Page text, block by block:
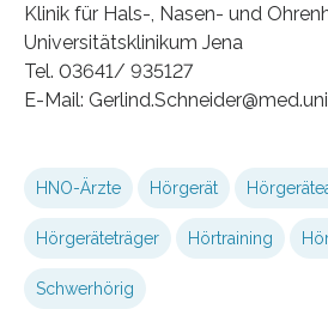
Klinik für Hals-, Nasen- und
Universitätsklinikum Jena
Tel. 03641/ 935127
E-Mail:
HNO-Ärzte Hörgerät
Hörgeräteträger Hörtraining
Schwerhörig